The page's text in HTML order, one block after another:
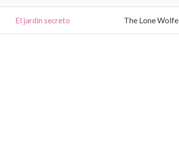
El jardín secreto The Lone Wolfe